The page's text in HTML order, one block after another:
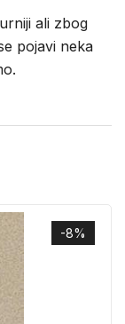
ali zbog
pojavi neka
-8%